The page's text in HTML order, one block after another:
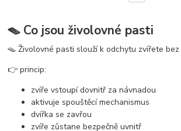
🪤 Co jsou živolovné pasti
🪤 Živolovné pasti slouží k odchytu zvířete bez
👉 princip:
zvíře vstoupí dovnitř za návnadou
aktivuje spouštěcí mechanismus
dvířka se zavřou
zvíře zůstane bezpečně uvnitř